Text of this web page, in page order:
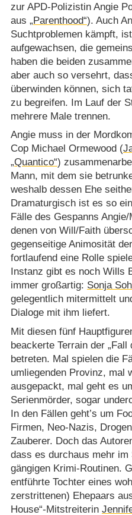
zur APD-Polizistin Angie
aus „Parenthood“). Auch
Suchtproblemen kämpft,
aufgewachsen, die
haben die beiden
aber auch so versehrt,
überwinden können, sich
zu begreifen. Im Lauf der
mehrere Male trennen.
Angie muss in der
Cop Michael Ormewood (
„Quantico“)
Mann, mit dem sie
weshalb dessen Ehe
Dramaturgisch ist es so
Fälle des Gespanns
denen von Will/​Faith
gegenseitige Animosität
fortlaufend eine Rolle
Instanz gibt es noch Wills
immer großartig: Sonja
gelegentlich mitermittelt
Dialoge mit ihm liefert.
Mit diesen fünf
beackerte Terrain der
betreten. Mal spielen die
umliegenden Provinz, mal
ausgepackt, mal geht es
Serienmörder, sogar
In den Fällen geht’s um
Firmen, Neo-Nazis,
Zauberer. Doch das
dass es durchaus mehr im
gängigen Krimi-Routinen.
entführte Tochter eines
zerstrittenen) Ehepaars
House“-Mitstreiterin